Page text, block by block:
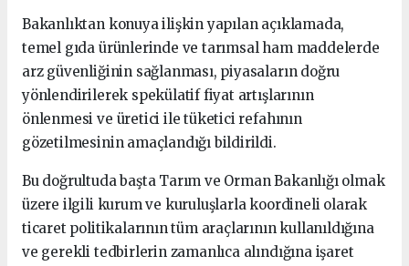
Bakanlıktan konuya ilişkin yapılan açıklamada,
temel gıda ürünlerinde ve tarımsal ham maddelerde
arz güvenliğinin sağlanması, piyasaların doğru
yönlendirilerek spekülatif fiyat artışlarının
önlenmesi ve üretici ile tüketici refahının
gözetilmesinin amaçlandığı bildirildi.
Bu doğrultuda başta Tarım ve Orman Bakanlığı olmak
üzere ilgili kurum ve kuruluşlarla koordineli olarak
ticaret politikalarının tüm araçlarının kullanıldığına
ve gerekli tedbirlerin zamanlıca alındığına işaret